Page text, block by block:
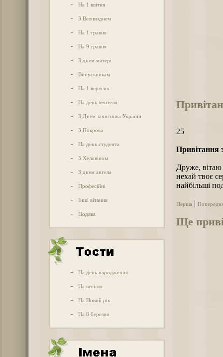
- На 1 квітня
- З Великоднем
- На 1 травня
- На 9 травня
- З днем матері
- Випускникам
- На 1 вересня
- На день вчителя
- З Днем захисника України
- З Покрова
- На день студента
- З Хеловіном
- З днем ангела
- Професійні
- Інші вітання
- Подяка
- На день народження
- На весілля
- На Новий рік
- На 8 березня
25
Привітання
Друже, вітаю
нехай твоє
найбільші
Перша
Ще